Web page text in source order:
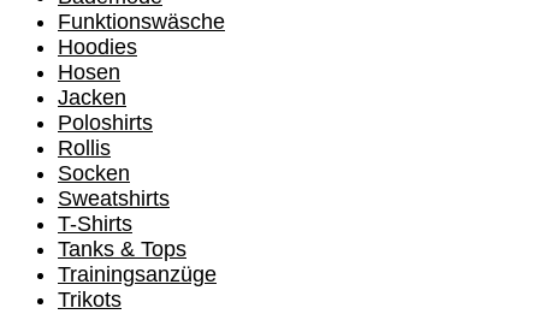
Funktionswäsche
Hoodies
Hosen
Jacken
Poloshirts
Rollis
Socken
Sweatshirts
T-Shirts
Tanks & Tops
Trainingsanzüge
Trikots